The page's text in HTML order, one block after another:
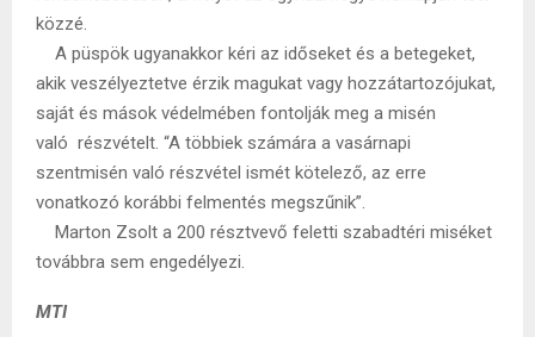
közzé.
A püspök ugyanakkor kéri az időseket és a betegeket,
akik veszélyeztetve érzik magukat vagy hozzátartozójukat,
saját és mások védelmében fontolják meg a misén
való részvételt. “A többiek számára a vasárnapi
szentmisén való részvétel ismét kötelező, az erre
vonatkozó korábbi felmentés megszűnik”.
Marton Zsolt a 200 résztvevő feletti szabadtéri miséket
továbbra sem engedélyezi.
MTI